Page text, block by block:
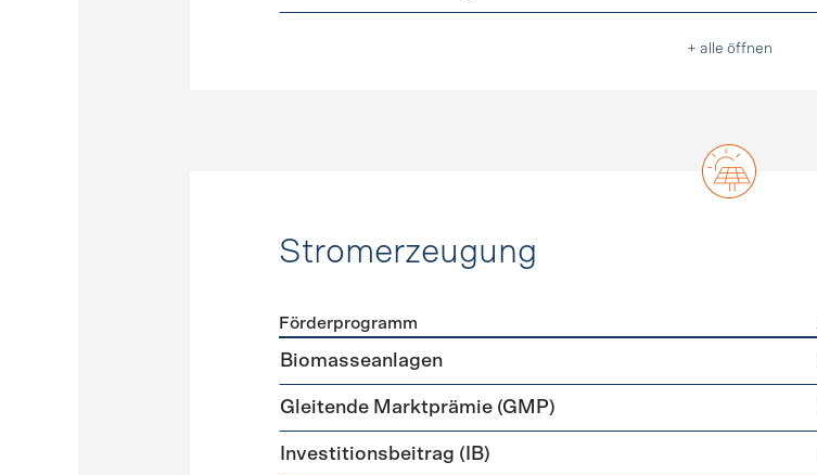
+ alle öffnen
Stromerzeugung
Förderprogramme
Förderprogramm
Biomasseanlagen
Gleitende Marktprämie (GMP)
Investitionsbeitrag (IB)